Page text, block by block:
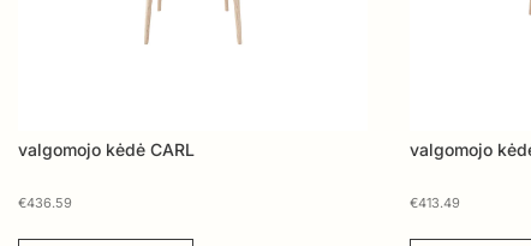
valgomojo kėdė CARL
€436.59
valgomojo
€413.49